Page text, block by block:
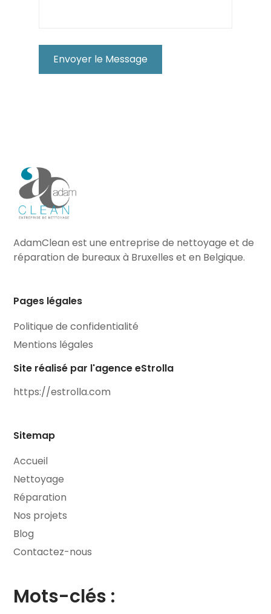
AdamClean est une entreprise de nettoyage et de
réparation de bureaux à Bruxelles et en Belgique.
Pages légales
Politique de confidentialité
Mentions légales
Site réalisé par l'agence eStrolla
https://estrolla.com
Sitemap
Accueil
Nettoyage
Réparation
Nos projets
Blog
Contactez-nous
Mots-clés :